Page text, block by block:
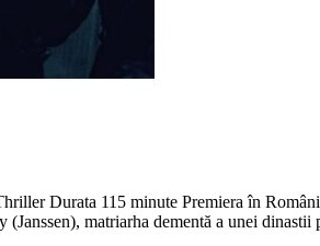
Durata 115 minute Premiera în
matriarha dementă a unei